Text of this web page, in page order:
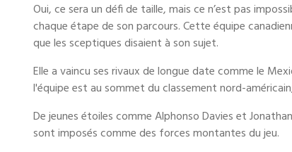
Oui, ce sera un défi de taille, mais ce n’est pas
chaque étape de son parcours. Cette équipe
que les sceptiques disaient à son sujet.
Elle a vaincu ses rivaux de longue date comme le
l'équipe est au sommet du classement nord-
De jeunes étoiles comme Alphonso Davies et
sont imposés comme des forces montantes du jeu.